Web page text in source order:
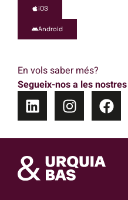
iOS
Android
En vols saber més?
Segueix-nos a les